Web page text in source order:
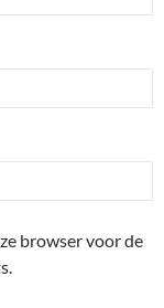
browser voor de